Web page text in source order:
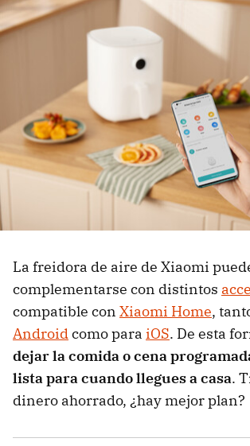
La freidora de aire de Xiaomi
complementarse con distintos
compatible con Xiaomi Home,
Androidcomo para iOS. De esta
dejar la comida o cena
lista para cuando llegues a casa.
dinero ahorrado, ¿hay mejor plan?